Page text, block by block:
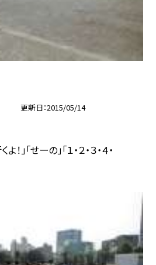
更新日 2015/05/14
」「せーの」「１・２・３・４・